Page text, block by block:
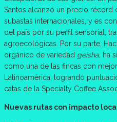
Santos alcanzó un precio récord
subastas internacionales, y es
del país por su perfil sensorial,
agroecológicas. Por su parte,
orgánico de variedad geisha , ha
como una de las fincas con
Latinoamérica, logrando
catas de la Specialty Coffee
Nuevas rutas con impacto